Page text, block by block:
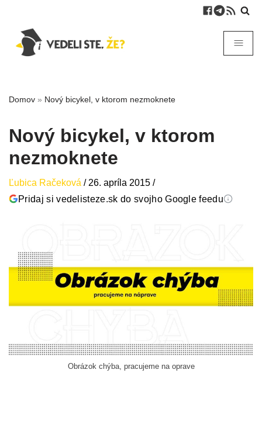
Domov » Nový bicykel, v ktorom nezmoknete
Nový bicykel, v ktorom
nezmoknete
Ľubica Račeková / 26. apríla 2015 /
Pridaj si vedelisteze.sk do svojho Google feedu
Obrázok chýba, pracujeme na oprave